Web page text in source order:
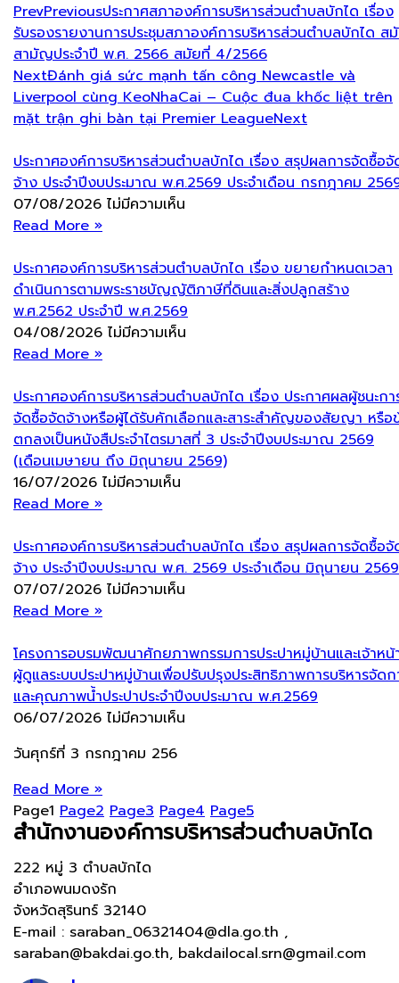
PrevPreviousประกาศสภาองค์การบริหารส่วนตำบลบักได เรื่อง
รับรองรายงานการประชุมสภาองค์การบริหารส่วนตำบลบักได ส
สามัญประจำปี พ.ศ. 2566 สมัยที่ 4/2566
NextĐánh giá sức mạnh tấn công Newcastle và
Liverpool cùng KeoNhaCai – Cuộc đua khốc liệt trên
mặt trận ghi bàn tại Premier LeagueNext
ประกาศองค์การบริหารส่วนตำบลบักได เรื่อง สรุปผลการจัดซื้อจั
จ้าง ประจำปีงบประมาณ พ.ศ.2569 ประจำเดือน กรกฎาคม
07/08/2026 ไม่มีความเห็น
Read More »
ประกาศองค์การบริหารส่วนตำบลบักได เรื่อง ขยายกำหนดเวลา
ดำเนินการตามพระราชบัญญัติภาษีที่ดินและสิ่งปลูกสร้าง
พ.ศ.2562 ประจำปี พ.ศ.2569
04/08/2026 ไม่มีความเห็น
Read More »
ประกาศองค์การบริหารส่วนตำบลบักได เรื่อง ประกาศผลผู้ชนะกา
จัดซื้อจัดจ้างหรือผู้ได้รับคักเลือกและสาระสำคัญของสัยญา หรือ
ตกลงเป็นหนังสืประจำไตรมาสที่ 3 ประจำปีงบประมาณ 2569
(เดือนเมษายน ถึง มิถุนายน 2569)
16/07/2026 ไม่มีความเห็น
Read More »
ประกาศองค์การบริหารส่วนตำบลบักได เรื่อง สรุปผลการจัดซื้อจั
จ้าง ประจำปีงบประมาณ พ.ศ. 2569 ประจำเดือน มิถุนายน 2569
07/07/2026 ไม่มีความเห็น
Read More »
โครงการอบรมพัฒนาศักยภาพกรรมการประปาหมู่บ้านและเจ้าหน้
ผู้ดูแลระบบประปาหมู่บ้านเพื่อปรับปรุงประสิทธิภาพการบริหารจัดก
และคุณภาพน้ำประปาประจำปีงบประมาณ พ.ศ.2569
06/07/2026 ไม่มีความเห็น
วันศุกร์ที่ 3 กรกฎาคม 256
Read More »
Page1 Page2 Page3 Page4 Page5
สำนักงานองค์การบริหารส่วนตำบลบักได
222 หมู่ 3 ตำบลบักได
อำเภอพนมดงรัก
จังหวัดสุรินทร์ 32140
E-mail : saraban_06321404@dla.go.th ,
saraban@bakdai.go.th, bakdailocal.srn@gmail.com